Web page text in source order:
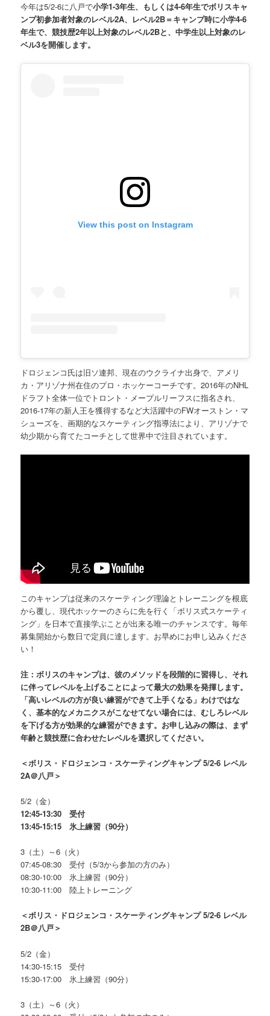
今年は5/2-6に八戸で小学1-3年生、もしくは4-6年生でボリスキャ
ンプ初参加者対象のレベル2A、レベル2B＝キャンプ時に小学4-6
年生で、競技歴2年以上対象のレベル2Bと、中学生以上対象のレ
ベル3を開催します。
View this post on Instagram
ドロジェンコ氏は旧ソ連邦、現在のウクライナ出身で、アメリ
カ・アリゾナ州在住のプロ・ホッケーコーチです。2016年のNHL
ドラフト全体一位でトロント・メープルリーフスに指名され、
2016-17年の新人王を獲得するなど大活躍中のFWオーストン・マ
シューズを、画期的なスケーティング指導法により、アリゾナで
幼少期から育てたコーチとして世界中で注目されています。
このキャンプは従来のスケーティング理論とトレーニングを根底
から覆し、現代ホッケーのさらに先を行く「ボリス式スケーティ
ング」を日本で直接学ぶことが出来る唯一のチャンスです。毎年
募集開始から数日で定員に達します。お早めにお申し込みくださ
い！
注：ボリスのキャンプは、彼のメソッドを段階的に習得し、それ
に伴ってレベルを上げることによって最大の効果を発揮します。
「高いレベルの方が良い練習ができて上手くなる」わけではな
く、基本的なメカニクスがこなせてない場合には、むしろレベル
を下げる方が効果的な練習ができます。お申し込みの際は、まず
年齢と競技歴に合わせたレベルを選択してください。
＜ボリス・ドロジェンコ・スケーティングキャンプ 5/2-6 レベル
2A＠八戸＞
5/2（金）
12:45-13:30 受付
13:45-15:15 氷上練習（90分）
3（土）～6（火）
07:45-08:30 受付（5/3から参加の方のみ）
08:30-10:00 氷上練習（90分）
10:30-11:00 陸上トレーニング
＜ボリス・ドロジェンコ・スケーティングキャンプ 5/2-6 レベル
2B＠八戸＞
5/2（金）
14:30-15:15 受付
15:30-17:00 氷上練習（90分）
3（土）～6（火）